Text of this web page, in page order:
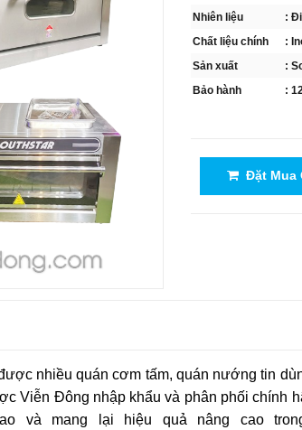
Nhiên liệu
:
Chất liệu chính
:
Sản xuất
:
Bảo hành
:
Đặt Mua
nhiều quán cơm tấm, quán nướng tin
Viễn Đông nhập khẩu và phân phối chính
và mang lại hiệu quả nâng cao